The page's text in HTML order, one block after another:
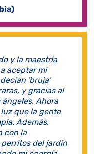
y la maestría
aceptar mi
'bruja'
y gracias al
Ahora
que la gente
Además,
con la
del jardín